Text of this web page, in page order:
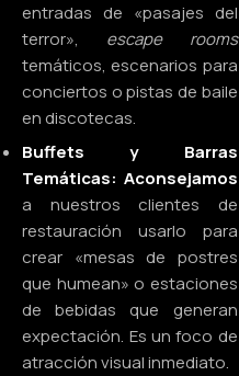
entradas de «pasajes del
terror», escape rooms
temáticos, escenarios para
conciertos o pistas de baile
en discotecas.
Buffets y Barras
Temáticas: Aconsejamos
a nuestros clientes de
restauración usarlo para
crear «mesas de postres
que humean» o estaciones
de bebidas que generan
expectación. Es un foco de
atracción visual inmediato.